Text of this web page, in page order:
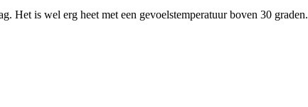
Het is wel erg heet met een gevoelstemperatuur boven 30 graden.